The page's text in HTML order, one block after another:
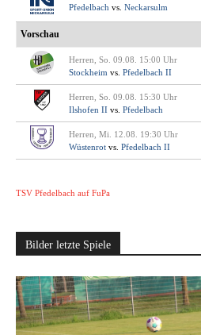
Pfedelbach vs. Neckarsulm
Vorschau
Herren, So. 09.08. 15:00 Uhr
Stockheim vs. Pfedelbach II
Herren, So. 09.08. 15:30 Uhr
Ilshofen II vs. Pfedelbach
Herren, Mi. 12.08. 19:30 Uhr
Wüstenrot vs. Pfedelbach II
TSV Pfedelbach auf FuPa
Bilder letzte Spiele